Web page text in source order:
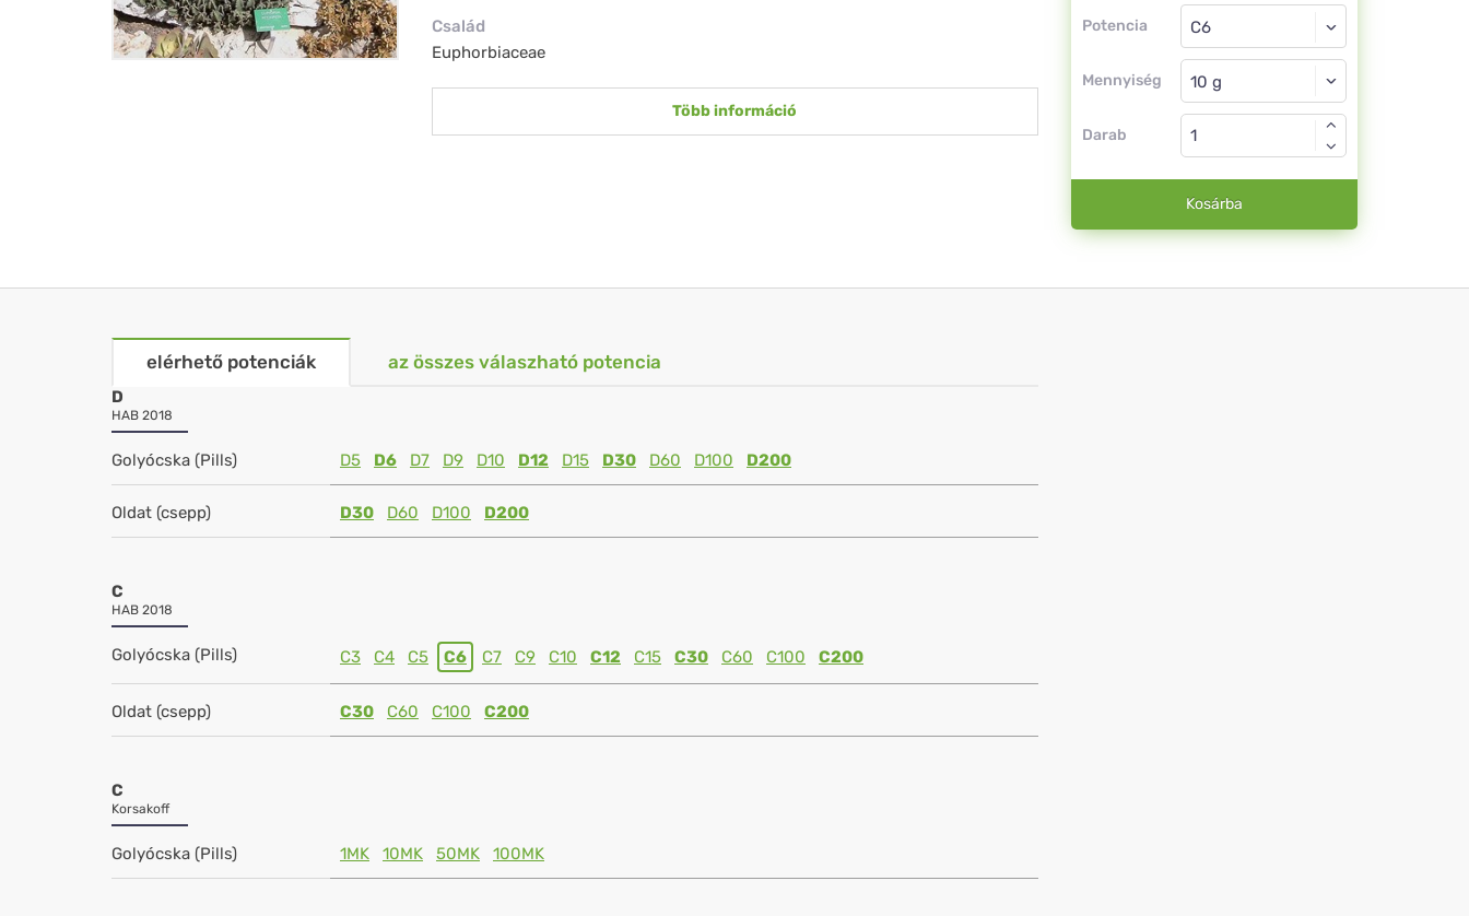
Család
Euphorbiaceae
Több információ
Potencia
Golyócska
C6
Mennyiség
Golyócska
Darab
Kosárba
elérhető potenciák az összes válaszható potencia
D
HAB 2018
Golyócska (Pills) D5 D6 D7 D9 D10 D12 D15 D30 D60 D100 D200
Oldat (csepp) D30 D60 D100 D200
C
HAB 2018
Golyócska (Pills) C3 C4 C5 C6 C7 C9 C10 C12 C15 C30 C60 C100 C200
Oldat (csepp) C30 C60 C100 C200
C
Korsakoff
Golyócska (Pills) 1MK 10MK 50MK 100MK